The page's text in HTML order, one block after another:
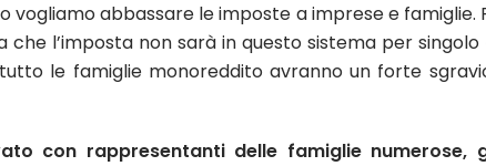
vogliamo abbassare le imposte a imprese e
l’imposta non sarà in questo sistema per
le famiglie monoreddito avranno un forte
con rappresentanti delle famiglie